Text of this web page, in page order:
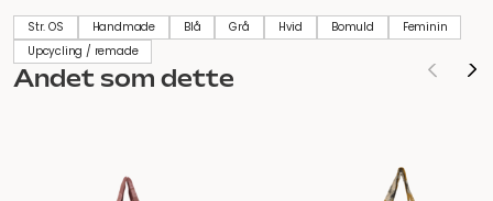
Str. OS Handmade Blå Grå Hvid Bomuld
Feminin
Upcycling / remade
Andet som dette